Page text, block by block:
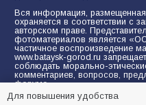
Вся информация, размещенная
охраняется в соответствии с
авторском праве.
фотоматериалов является
частичное воспроизведение
www.bataysk-gorod.ru
соблюдать морально-
комментариев, вопросов,
форуме.
Политика
Для повышения удобства